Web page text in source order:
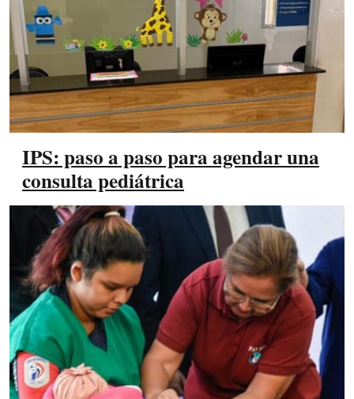
IPS: paso a paso para agendar una
consulta pediátrica